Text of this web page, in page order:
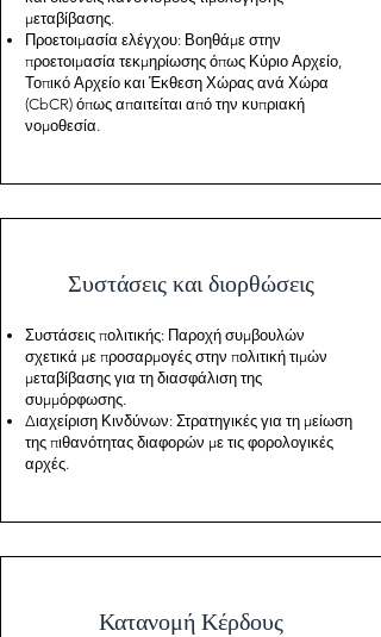
μεταβίβασης.
Προετοιμασία ελέγχου: Βοηθάμε στην
προετοιμασία τεκμηρίωσης όπως Κύριο Αρχείο,
Τοπικό Αρχείο και Έκθεση Χώρας ανά Χώρα
(CbCR) όπως απαιτείται από την κυπριακή
νομοθεσία.
Συστάσεις και διορθώσεις
Συστάσεις πολιτικής: Παροχή συμβουλών
σχετικά με προσαρμογές στην πολιτική τιμών
μεταβίβασης για τη διασφάλιση της
συμμόρφωσης.
Διαχείριση Κινδύνων: Στρατηγικές για τη μείωση
της πιθανότητας διαφορών με τις φορολογικές
αρχές.
Κατανομή Κέρδους